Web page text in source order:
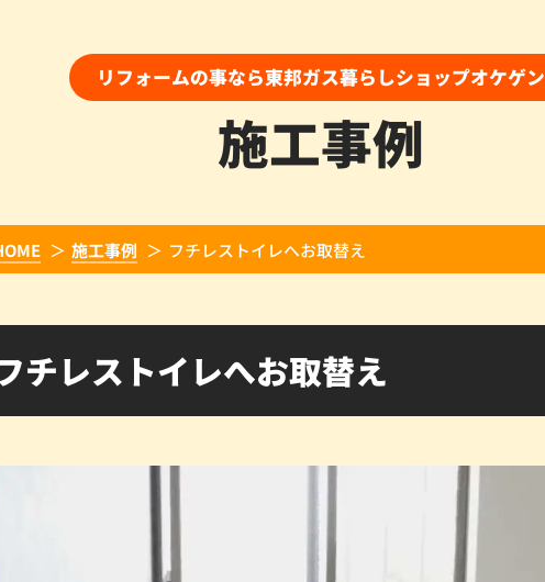
リフォームの事なら東邦ガス暮らしショップオケゲン
施工事例
施工事例 フチレストイレへお取替え
チレストイレへお取替え